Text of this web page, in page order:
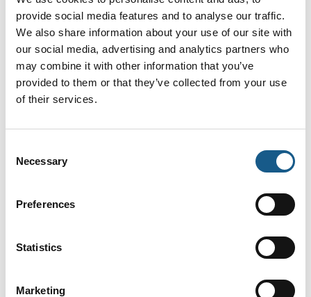
provide social media features and to analyse our traffic.
We also share information about your use of our site with
our social media, advertising and analytics partners who
may combine it with other information that you’ve
provided to them or that they’ve collected from your use
of their services.
Selection
Necessary
Preferences
Statistics
Marketing
produkter
Ingen resultater fundet.